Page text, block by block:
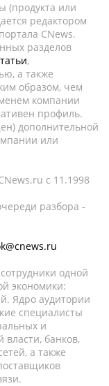
(продукта или
редактором
CNews.
разделов
,
а также
образом, чем
компании
профиль.
дополнительной
или
c 11.1998
разбора -
одной
экономики:
Ядро аудитории
специалисты
и
власти, банков,
а также